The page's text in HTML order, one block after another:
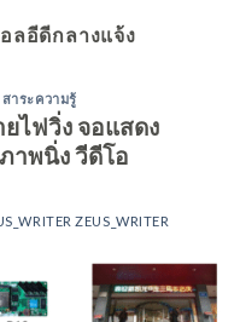
ลอีดีกลางแจ้ง
สาระความรู้
ไฟวิ่ง จอแสดง
าพนิ่ง วีดีโอ
ZEUS_WRITER